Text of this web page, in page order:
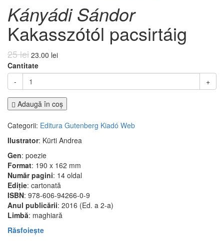
Kányádi Sándor
Kakasszótól pacsirtáig
25 lei 23.00 lei
Cantitate
-
+
Adaugă în coş
Categorii: Editura Gutenberg Kiadó Web
Ilustrator: Kürti Andrea
Gen: poezie
Format: 190 x 162 mm
Număr pagini: 14 oldal
Ediție: cartonată
ISBN: 978-606-94266-0-9
Anul publicării: 2016 (Ed. a 2-a)
Limbă: maghiară
Răsfoiește